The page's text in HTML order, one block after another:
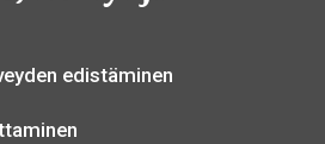
edistäminen